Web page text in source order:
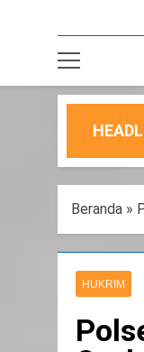
Pemuda
Beranda »
HUKRIM